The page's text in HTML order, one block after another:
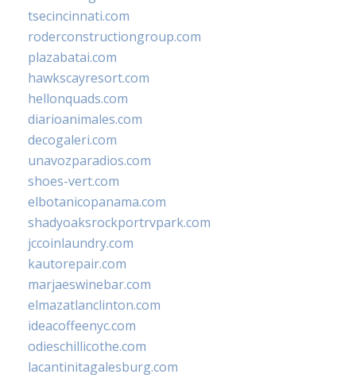
tsecincinnati.com
roderconstructiongroup.com
plazabatai.com
hawkscayresort.com
hellonquads.com
diarioanimales.com
decogaleri.com
unavozparadios.com
shoes-vert.com
elbotanicopanama.com
shadyoaksrockportrvpark.com
jccoinlaundry.com
kautorepair.com
marjaeswinebar.com
elmazatlanclinton.com
ideacoffeenyc.com
odieschillicothe.com
lacantinitagalesburg.com